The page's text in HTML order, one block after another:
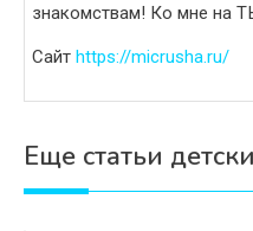
знакомствам! Ко мне на
Сайт https://micrusha.ru/
Еще статьи